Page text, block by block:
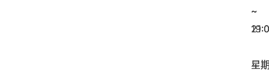
~
星
~
星